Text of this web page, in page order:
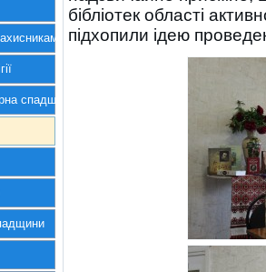
України
спадщина
бібліотек області
підхопили ідею